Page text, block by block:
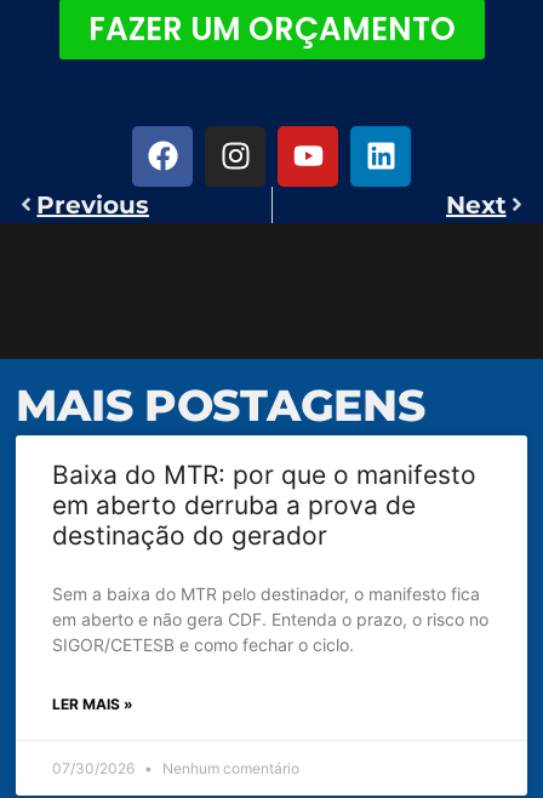
FAZER UM ORÇAMENTO
Previous Next
MAIS POSTAGENS
Baixa do MTR: por que o manifesto
em aberto derruba a prova de
destinação do gerador
Sem a baixa do MTR pelo destinador, o manifesto fica
em aberto e não gera CDF. Entenda o prazo, o risco no
SIGOR/CETESB e como fechar o ciclo.
LER MAIS »
07/30/2026 Nenhum comentário